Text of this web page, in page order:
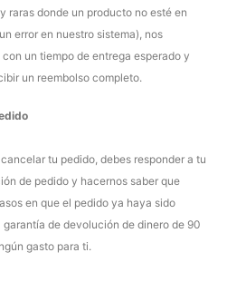
raras donde un producto no esté en
error en nuestro sistema), nos
un tiempo de entrega esperado y
un reembolso completo.
tu pedido, debes responder a tu
de pedido y hacernos saber que
en que el pedido ya haya sido
de devolución de dinero de 90
gasto para ti.